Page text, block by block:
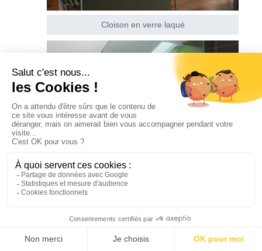
Cloison en verre laqué